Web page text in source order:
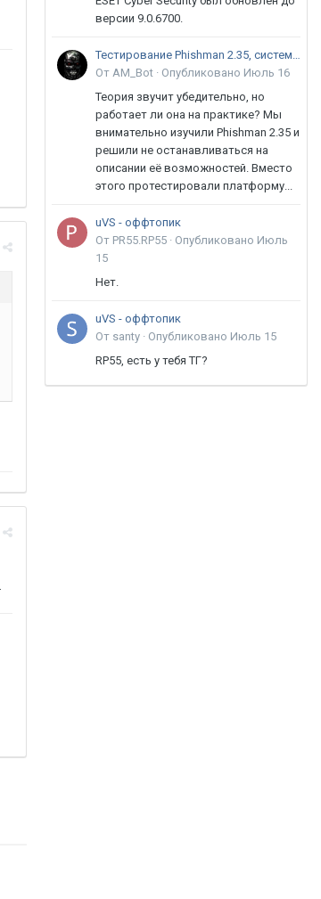
версии 9.0.6700.
Тестирование Phishman 2.35, системы повышения осведомлённости пользователей в сфере ИБ
От AM_Bot · Опубликовано Июль 16
Теория звучит убедительно, но
работает ли она на практике? Мы
внимательно изучили Phishman 2.35 и
решили не останавливаться на
описании её возможностей. Вместо
этого протестировали платформу...
uVS - оффтопик
От PR55.RP55 · Опубликовано Июль
15
Нет.
uVS - оффтопик
От santy · Опубликовано Июль 15
RP55, есть у тебя ТГ?